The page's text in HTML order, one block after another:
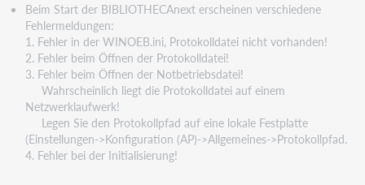
Beim Start der BIBLIOTHECAnext erscheinen verschiedene
Fehlermeldungen:
1. Fehler in der WINOEB.ini, Protokolldatei nicht vorhanden!
2. Fehler beim Öffnen der Protokolldatei!
3. Fehler beim Öffnen der Notbetriebsdatei!
Wahrscheinlich liegt die Protokolldatei auf einem
Netzwerklaufwerk!
Legen Sie den Protokollpfad auf eine lokale Festplatte
(Einstellungen->Konfiguration (AP)->Allgemeines->Protokollpfad.
4. Fehler bei der Initialisierung!